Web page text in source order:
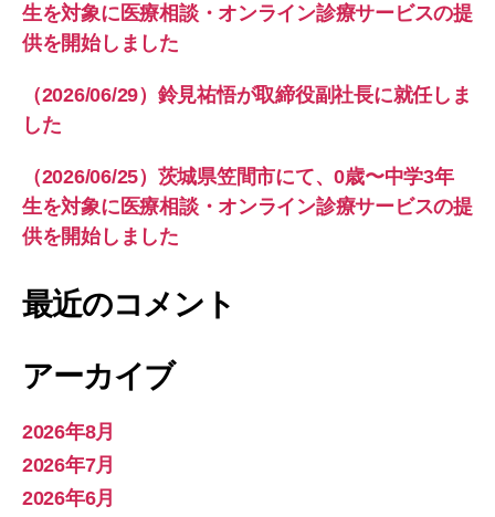
生を対象に医療相談・オンライン診療サービスの提
供を開始しました
（2026/06/29）鈴見祐悟が取締役副社長に就任しま
した
（2026/06/25）茨城県笠間市にて、0歳〜中学3年
生を対象に医療相談・オンライン診療サービスの提
供を開始しました
最近のコメント
アーカイブ
2026年8月
2026年7月
2026年6月